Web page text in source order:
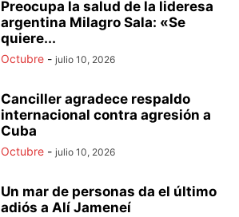
Preocupa la salud de la lideresa
argentina Milagro Sala: «Se
quiere...
Octubre - julio 10, 2026
Canciller agradece respaldo
internacional contra agresión a
Cuba
Octubre - julio 10, 2026
Un mar de personas da el último
adiós a Alí Jameneí